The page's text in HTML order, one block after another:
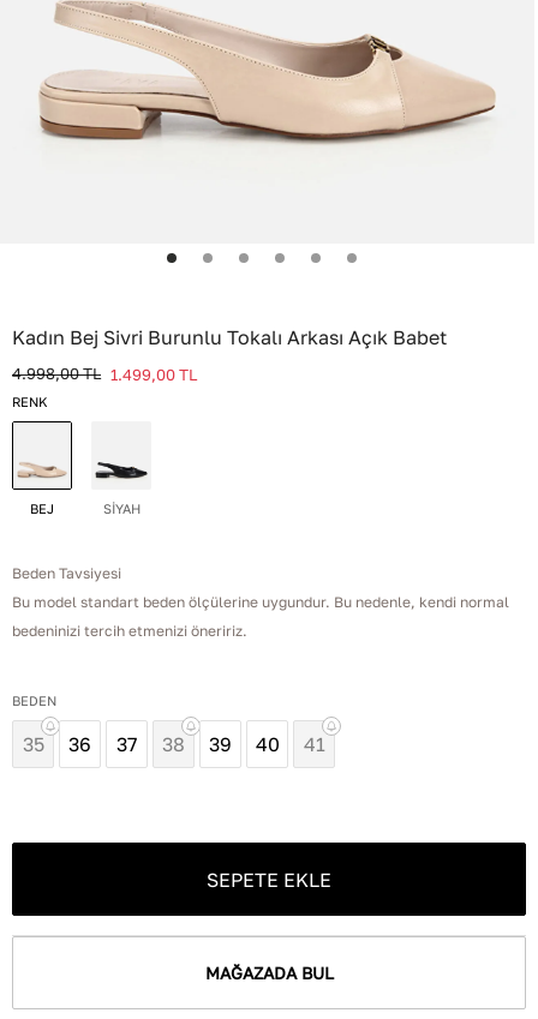
Kadın Bej Sivri Burunlu Tokalı Arkası Açık Babet
4.998,00TL 1.499,00TL
RENK
BEJ SİYAH
Beden Tavsiyesi
Bu model standart beden ölçülerine uygundur. Bu nedenle, kendi normal
bedeninizi tercih etmenizi öneririz.
BEDEN
35 36 37 38 39 40 41
SEPETE EKLE
MAĞAZADA BUL